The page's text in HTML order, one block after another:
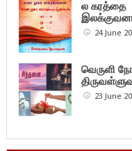
ல கரத்தை
24 June
வெருளி
23 June